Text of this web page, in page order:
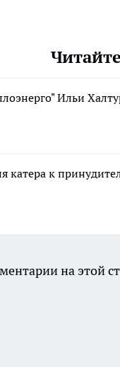
Ильи
катера к
на этой